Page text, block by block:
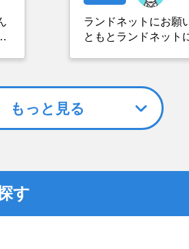
ランドネットにお願
ともとランドネット
対応しているランド
もっと見る
す